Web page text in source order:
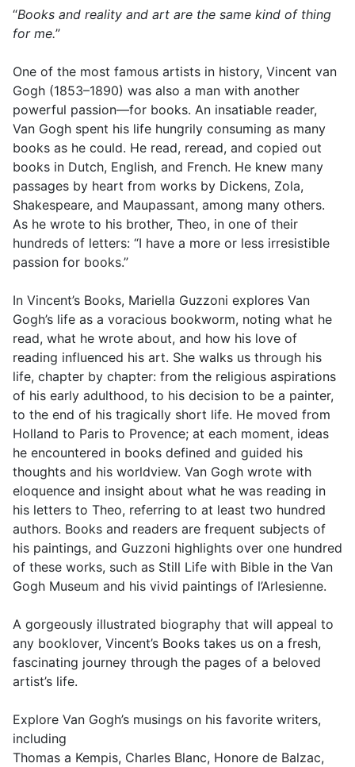
“Books and reality and art are the same kind of thing
for me.”
One of the most famous artists in history, Vincent van
Gogh (1853–1890) was also a man with another
powerful passion—for books. An insatiable reader,
Van Gogh spent his life hungrily consuming as many
books as he could. He read, reread, and copied out
books in Dutch, English, and French. He knew many
passages by heart from works by Dickens, Zola,
Shakespeare, and Maupassant, among many others.
As he wrote to his brother, Theo, in one of their
hundreds of letters: “I have a more or less irresistible
passion for books.”
In Vincent’s Books, Mariella Guzzoni explores Van
Gogh’s life as a voracious bookworm, noting what he
read, what he wrote about, and how his love of
reading influenced his art. She walks us through his
life, chapter by chapter: from the religious aspirations
of his early adulthood, to his decision to be a painter,
to the end of his tragically short life. He moved from
Holland to Paris to Provence; at each moment, ideas
he encountered in books defined and guided his
thoughts and his worldview. Van Gogh wrote with
eloquence and insight about what he was reading in
his letters to Theo, referring to at least two hundred
authors. Books and readers are frequent subjects of
his paintings, and Guzzoni highlights over one hundred
of these works, such as Still Life with Bible in the Van
Gogh Museum and his vivid paintings of l’Arlesienne.
A gorgeously illustrated biography that will appeal to
any booklover, Vincent’s Books takes us on a fresh,
fascinating journey through the pages of a beloved
artist’s life.
Explore Van Gogh’s musings on his favorite writers,
including
Thomas a Kempis, Charles Blanc, Honore de Balzac,